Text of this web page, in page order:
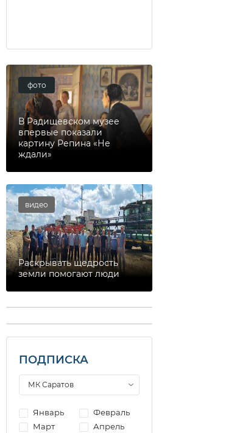
фото
В Радищевском музее
впервые показали
картину Репина «Не
ждали»
видео
Раскрывать щедрость
земли помогают люди
ПОДПИСКА
Январь
Февраль
Март
Апрель